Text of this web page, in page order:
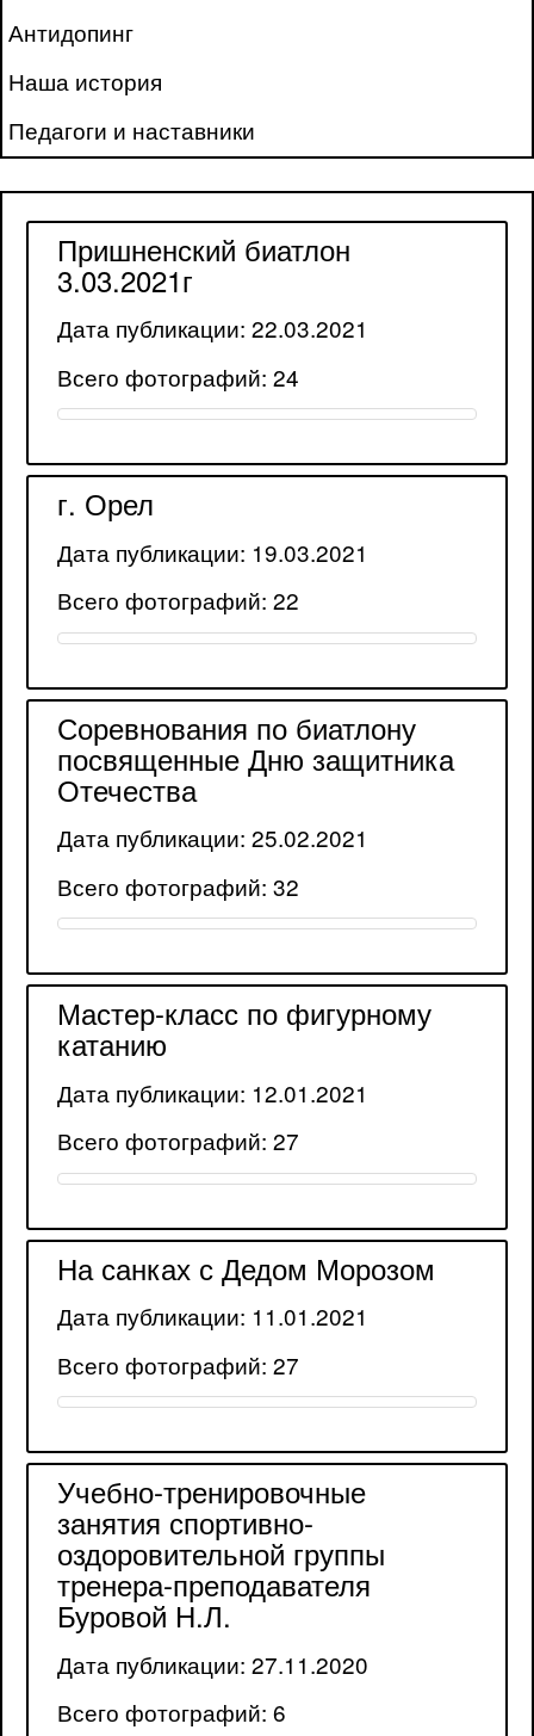
Антидопинг
Наша история
Педагоги и наставники
Пришненский биатлон
3.03.2021г
Дата публикации: 22.03.2021
Всего фотографий: 24
г. Орел
Дата публикации: 19.03.2021
Всего фотографий: 22
Соревнования по биатлону
посвященные Дню защитника
Отечества
Дата публикации: 25.02.2021
Всего фотографий: 32
Мастер-класс по фигурному
катанию
Дата публикации: 12.01.2021
Всего фотографий: 27
На санках с Дедом Морозом
Дата публикации: 11.01.2021
Всего фотографий: 27
Учебно-тренировочные
занятия спортивно-
оздоровительной группы
тренера-преподавателя
Буровой Н.Л.
Дата публикации: 27.11.2020
Всего фотографий: 6